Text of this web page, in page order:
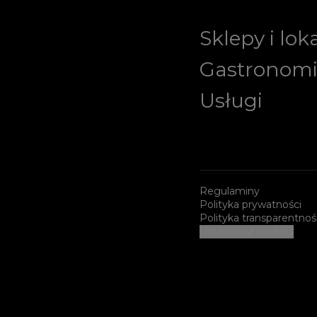
Sklepy i
Usługi
Regulaminy
Polityka prywatności
Polityka